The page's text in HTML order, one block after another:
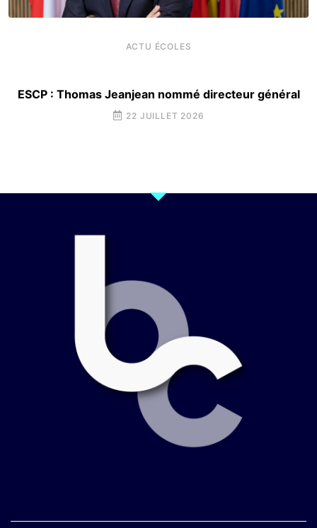
ACTU ÉCOLES
ESCP : Thomas Jeanjean nommé directeur général
22 JUILLET 2026